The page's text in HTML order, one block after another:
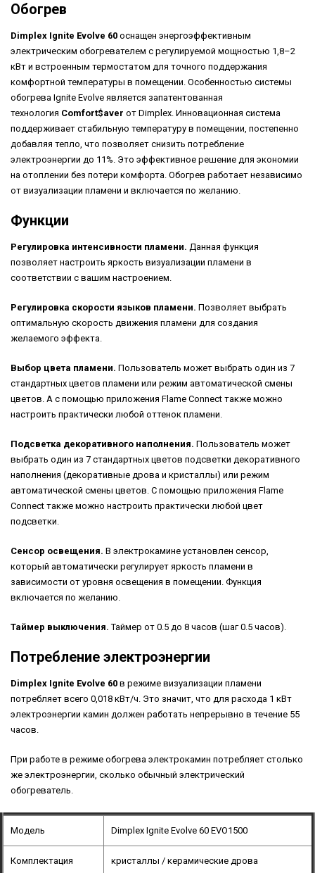
Обогрев
Dimplex Ignite Evolve 60 оснащен энергоэффективным
электрическим обогревателем с регулируемой мощностью 1,8–2
кВт и встроенным термостатом для точного поддержания
комфортной температуры в помещении. Особенностью системы
обогрева Ignite Evolve является запатентованная
технология Comfort$aver от Dimplex. Инновационная система
поддерживает стабильную температуру в помещении, постепенно
добавляя тепло, что позволяет снизить потребление
электроэнергии до 11%. Это эффективное решение для экономии
на отоплении без потери комфорта. Обогрев работает независимо
от визуализации пламени и включается по желанию.
Функции
Регулировка интенсивности пламени. Данная функция
позволяет настроить яркость визуализации пламени в
соответствии с вашим настроением.
Регулировка скорости языков пламени. Позволяет выбрать
оптимальную скорость движения пламени для создания
желаемого эффекта.
Выбор цвета пламени. Пользователь может выбрать один из 7
стандартных цветов пламени или режим автоматической смены
цветов. А с помощью приложения Flame Connect также можно
настроить практически любой оттенок пламени.
Подсветка декоративного наполнения. Пользователь может
выбрать один из 7 стандартных цветов подсветки декоративного
наполнения (декоративные дрова и кристаллы) или режим
автоматической смены цветов. С помощью приложения Flame
Connect также можно настроить практически любой цвет
подсветки.
Сенсор освещения. В электрокамине установлен сенсор,
который автоматически регулирует яркость пламени в
зависимости от уровня освещения в помещении. Функция
включается по желанию.
Таймер выключения. Таймер от 0.5 до 8 часов (шаг 0.5 часов).
Потребление электроэнергии
Dimplex Ignite Evolve 60 в режиме визуализации пламени
потребляет всего 0,018 кВт/ч. Это значит, что для расхода 1 кВт
электроэнергии камин должен работать непрерывно в течение 55
часов.
При работе в режиме обогрева электрокамин потребляет столько
же электроэнергии, сколько обычный электрический
обогреватель.
Модель Dimplex Ignite Evolve 60 EVO1500
Комплектация кристаллы / керамические дрова